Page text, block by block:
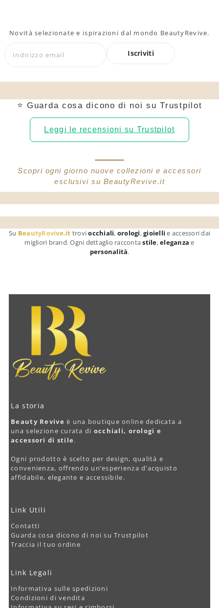
Novità selezionate e ispirazioni dal mondo BeautyRevive.
Iscriviti
⭐ Guarda cosa dicono di noi su Trustpilot
Leggi le recensioni su Trustpilot
Scopri ogni giorno nuove collezioni e accessori
esclusivi su BeautyRevive.it
Su BeautyRevive.it troviocchiali, orologi,gioielli e accessori dai
migliori brand. Ogni dettaglio raccontastile,eleganza e
personalità.
La storia
Beauty Revive è una boutique online dedicata a
una selezione curata di occhiali, orologi e
accessori di stile.
Ogni prodotto è scelto per design, qualità e
convenienza, offrendo un’esperienza d’acquisto
affidabile, elegante e accessibile.
Link Utili
Contatti
Guarda cosa dicono di noi su Trustpilot
Traccia il tuo ordine
Link Legali
Informativa sulle spedizioni
Condizioni di vendita